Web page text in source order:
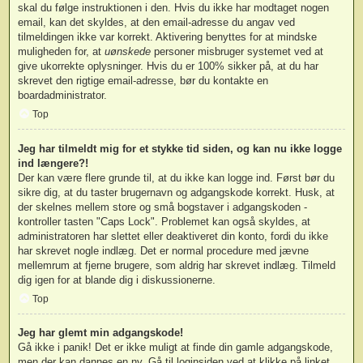
skal du følge instruktionen i den. Hvis du ikke har modtaget nogen
email, kan det skyldes, at den email-adresse du angav ved
tilmeldingen ikke var korrekt. Aktivering benyttes for at mindske
muligheden for, at uønskede personer misbruger systemet ved at
give ukorrekte oplysninger. Hvis du er 100% sikker på, at du har
skrevet den rigtige email-adresse, bør du kontakte en
boardadministrator.
Top
Jeg har tilmeldt mig for et stykke tid siden, og kan nu ikke logge
ind længere?!
Der kan være flere grunde til, at du ikke kan logge ind. Først bør du
sikre dig, at du taster brugernavn og adgangskode korrekt. Husk, at
der skelnes mellem store og små bogstaver i adgangskoden -
kontroller tasten "Caps Lock". Problemet kan også skyldes, at
administratoren har slettet eller deaktiveret din konto, fordi du ikke
har skrevet nogle indlæg. Det er normal procedure med jævne
mellemrum at fjerne brugere, som aldrig har skrevet indlæg. Tilmeld
dig igen for at blande dig i diskussionerne.
Top
Jeg har glemt min adgangskode!
Gå ikke i panik! Det er ikke muligt at finde din gamle adgangskode,